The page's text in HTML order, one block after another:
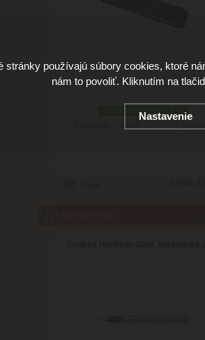
skladom viac než 3 ks
stránky používajú súbory cookies, ktoré
nám to povoliť. Kliknutím na
Nastavenie